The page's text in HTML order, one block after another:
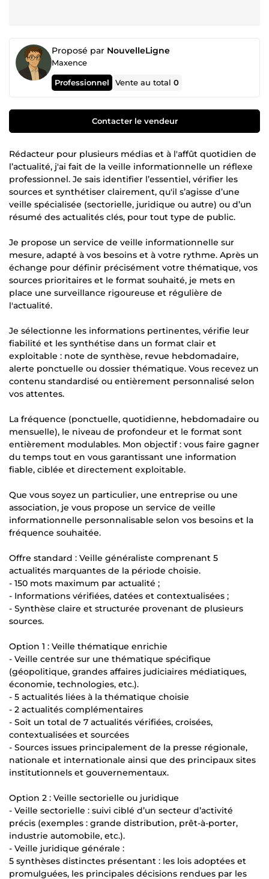
Proposé par NouvelleLigne
Maxence
Professionnel Vente au total0
Contacter le vendeur
Rédacteur pour plusieurs médias et à l'affût quotidien de
l’actualité, j'ai fait de la veille informationnelle un réflexe
professionnel. Je sais identifier l’essentiel, vérifier les
sources et synthétiser clairement, qu'il s’agisse d’une
veille spécialisée (sectorielle, juridique ou autre) ou d’un
résumé des actualités clés, pour tout type de public.
Je propose un service de veille informationnelle sur
mesure, adapté à vos besoins et à votre rythme. Après un
échange pour définir précisément votre thématique, vos
sources prioritaires et le format souhaité, je mets en
place une surveillance rigoureuse et régulière de
l'actualité.
Je sélectionne les informations pertinentes, vérifie leur
fiabilité et les synthétise dans un format clair et
exploitable : note de synthèse, revue hebdomadaire,
alerte ponctuelle ou dossier thématique. Vous recevez un
contenu standardisé ou entièrement personnalisé selon
vos attentes.
La fréquence (ponctuelle, quotidienne, hebdomadaire ou
mensuelle), le niveau de profondeur et le format sont
entièrement modulables. Mon objectif : vous faire gagner
du temps tout en vous garantissant une information
fiable, ciblée et directement exploitable.
Que vous soyez un particulier, une entreprise ou une
association, je vous propose un service de veille
informationnelle personnalisable selon vos besoins et la
fréquence souhaitée.
Offre standard : Veille généraliste comprenant 5
actualités marquantes de la période choisie.
- 150 mots maximum par actualité ;
- Informations vérifiées, datées et contextualisées ;
- Synthèse claire et structurée provenant de plusieurs
sources.
Option 1 : Veille thématique enrichie
- Veille centrée sur une thématique spécifique
(géopolitique, grandes affaires judiciaires médiatiques,
économie, technologies, etc.).
- 5 actualités liées à la thématique choisie
- 2 actualités complémentaires
- Soit un total de 7 actualités vérifiées, croisées,
contextualisées et sourcées
- Sources issues principalement de la presse régionale,
nationale et internationale ainsi que des principaux sites
institutionnels et gouvernementaux.
Option 2 : Veille sectorielle ou juridique
- Veille sectorielle : suivi ciblé d’un secteur d’activité
précis (exemples : grande distribution, prêt-à-porter,
industrie automobile, etc.).
- Veille juridique générale :
5 synthèses distinctes présentant : les lois adoptées et
promulguées, les principales décisions rendues par les